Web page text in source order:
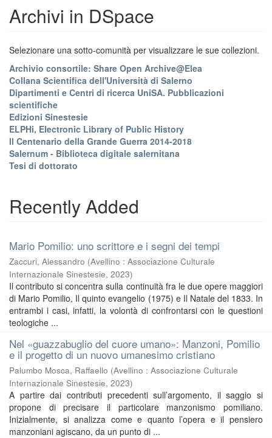
Archivi in DSpace
Selezionare una sotto-comunità per visualizzare le sue collezioni.
Archivio consortile: Share Open Archive@Elea
Collana Scientifica dell'Università di Salerno
Dipartimenti e Centri di ricerca UniSA. Pubblicazioni
scientifiche
Edizioni Sinestesie
ELPHi, Electronic Library of Public History
Il Centenario della Grande Guerra 2014-2018
Salernum - Biblioteca digitale salernitana
Tesi di dottorato
Recently Added
Mario Pomilio: uno scrittore e i segni dei tempi
Zaccuri, Alessandro (Avellino : Associazione Culturale
Internazionale Sinestesie, 2023)
Il contributo si concentra sulla continuità fra le due opere maggiori
di Mario Pomilio, Il quinto evangelio (1975) e Il Natale del 1833. In
entrambi i casi, infatti, la volontà di confrontarsi con le questioni
teologiche ...
Nel «guazzabuglio del cuore umano»: Manzoni, Pomilio
e il progetto di un nuovo umanesimo cristiano
Palumbo Mosca, Raffaello (Avellino : Associazione Culturale
Internazionale Sinestesie, 2023)
A partire dai contributi precedenti sull’argomento, il saggio si
propone di precisare il particolare manzonismo pomiliano.
Inizialmente, si analizza come e quanto l’opera e il pensiero
manzoniani agiscano, da un punto di ...